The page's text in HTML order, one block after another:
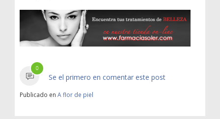
0
Se el primero en comentar este post
Publicado en A flor de piel